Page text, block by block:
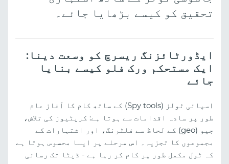
تحقیق کو کیسے بڑھایا جائے۔
ایڈورٹائزنگ ریسرچ کو وسعت دینا:
ایک مستحکم ورک فلو کیسے بنایا
جائے
اسپائی ٹولز (Spy tools) کے ساتھ کام کا آغاز عام
طور پر سادہ اقدامات سے ہوتا ہے: کریٹیوز کی تلاش،
جیو (geo) کے لحاظ سے فلٹرنگ، اور اشتہارات کے
مجموعوں کا تجزیہ۔ اس مرحلے پر ایسا محسوس ہوتا ہے
کہ ٹول مکمل طور پر کام کر رہا ہے - ڈیٹا تک رسائی